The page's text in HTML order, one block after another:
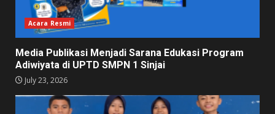
Acara Resmi
Media Publikasi Menjadi Sarana Edukasi Program
Adiwiyata di UPTD SMPN 1 Sinjai
July 23, 2026